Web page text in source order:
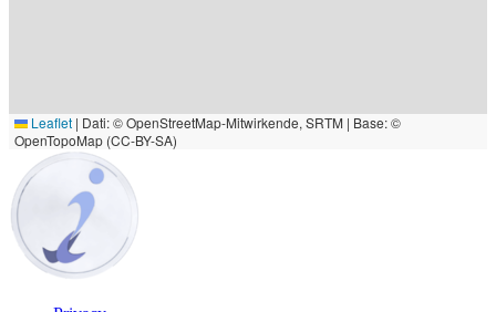
Leaflet | Dati: © OpenStreetMap-Mitwirkende, SRTM | Base: ©
OpenTopoMap (CC-BY-SA)